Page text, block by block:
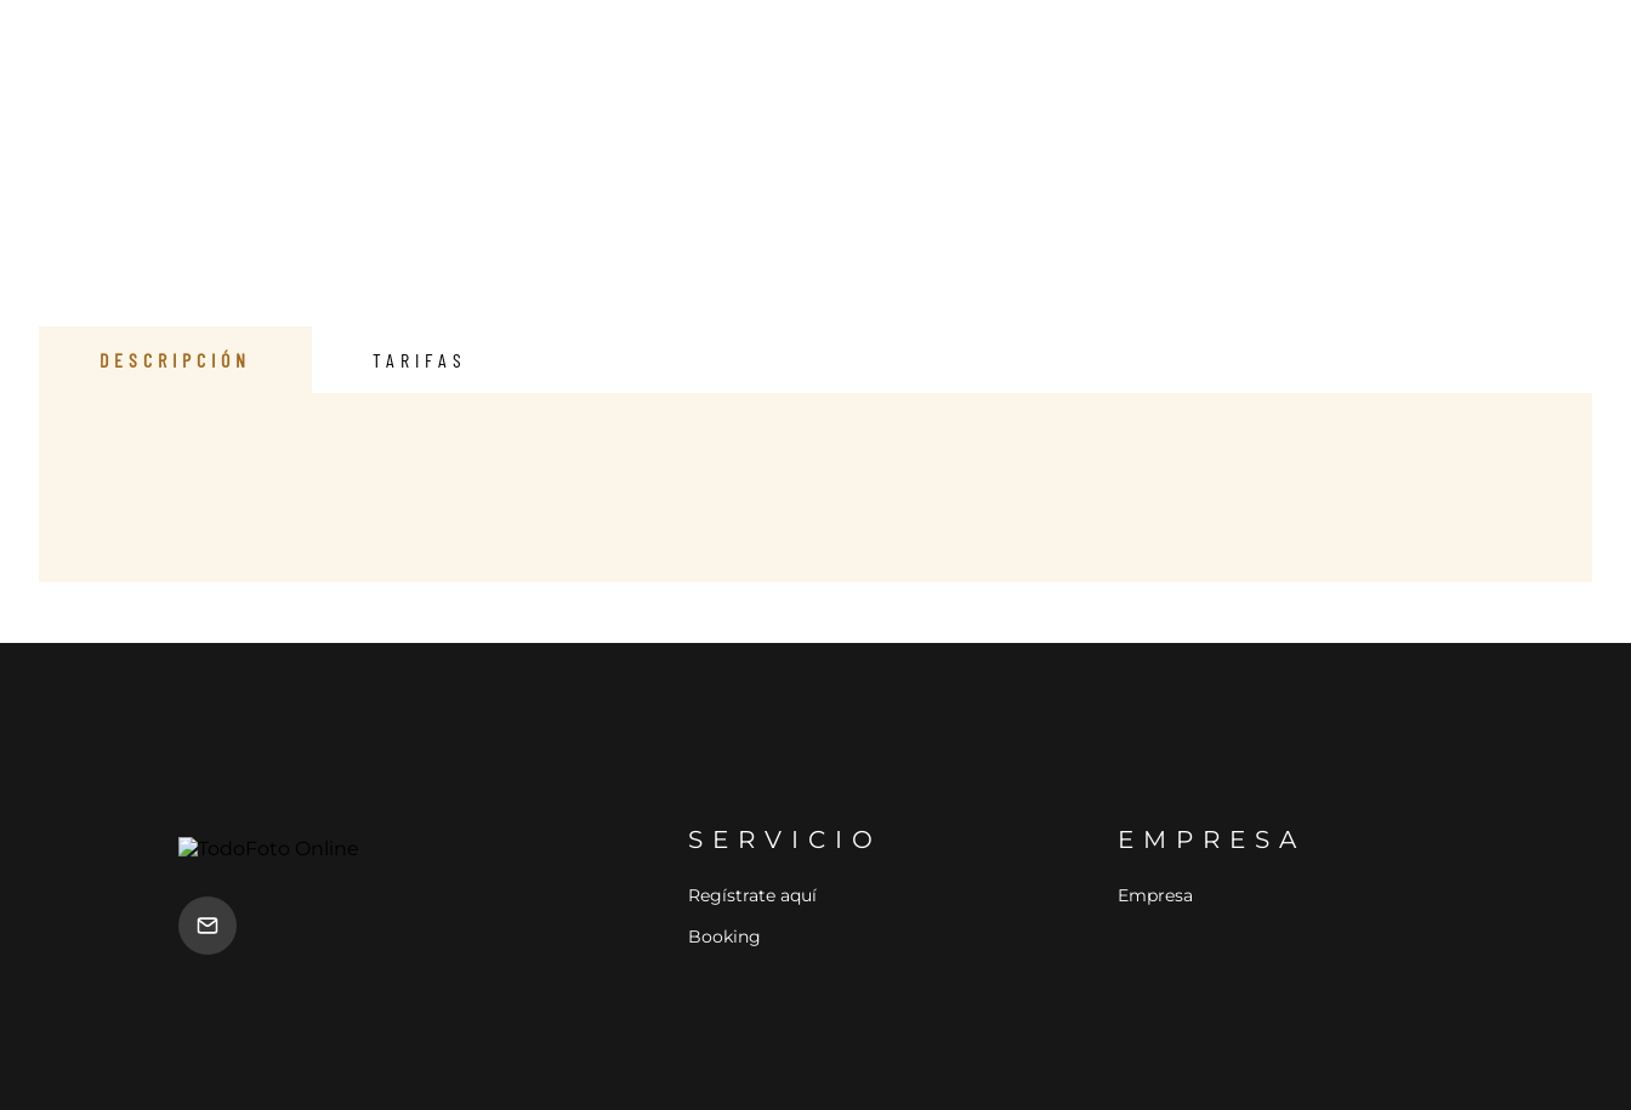
DESCRIPCIÓN TARIFAS
SERVICIO
Regístrate aquí
Booking
EMPRESA
Empresa